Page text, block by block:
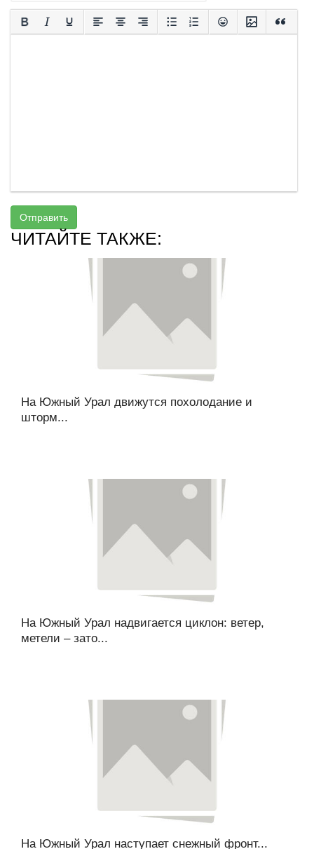
Отправить
ЧИТАЙТЕ ТАКЖЕ:
На Южный Урал движутся похолодание и
шторм...
На Южный Урал надвигается циклон: ветер,
метели – зато...
На Южный Урал наступает снежный фронт...